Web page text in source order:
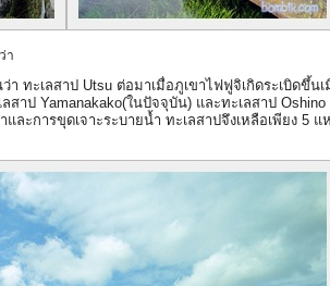
า
ทะเลสาป Utsu ต่อมาเมื่อภูเขาไฟฟูจิเกิดระเบิดขึ้น
าป Yamanakako(ในปัจจุบัน) และทะเลสาป Oshino
ละการขุดเจาะระบายน้ำ ทะเลสาปจึงเหลือเพียง 5 แ